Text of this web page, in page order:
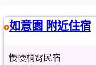
如意園 附近住宿
慢慢桐霄民宿